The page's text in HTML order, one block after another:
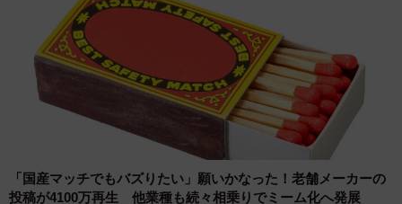
「国産マッチでもバズりたい」願いかなった！老舗メーカーの
投稿が4100万再生 他業種も続々相乗りでミーム化へ発展